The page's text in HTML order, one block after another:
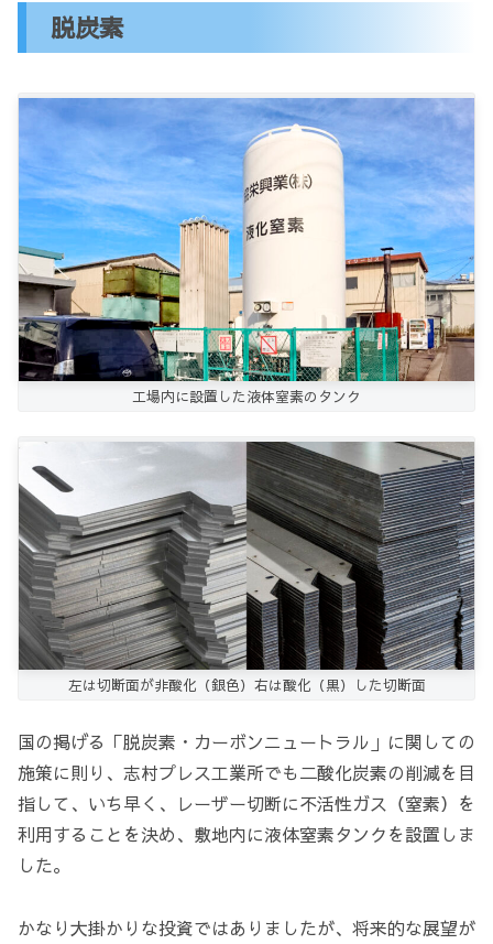
脱炭素
工場内に設置した液体窒素のタンク
左は切断面が非酸化（銀色）右は酸化（黒）した切断面
国の掲げる「脱炭素・カーボンニュートラル」に関しての
施策に則り、志村プレス工業所でも二酸化炭素の削減を目
指して、いち早く、レーザー切断に不活性ガス（窒素）を
利用することを決め、敷地内に液体窒素タンクを設置しま
した。
かなり大掛かりな投資ではありましたが、将来的な展望が